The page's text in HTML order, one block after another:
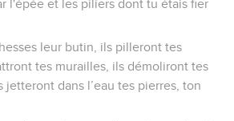
l'épée et les piliers dont tu étais fier
leur butin, ils pilleront tes
tes murailles, ils démoliront tes
jetteront dans l’eau tes pierres, ton